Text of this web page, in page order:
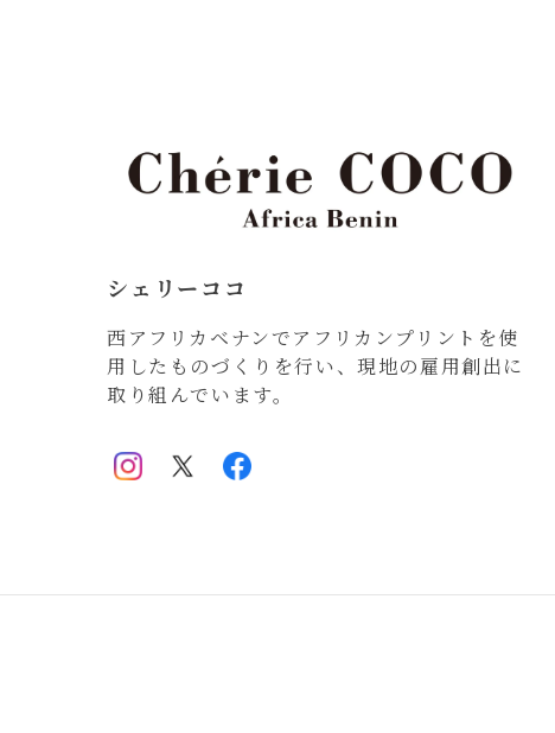
シェリーココ
西アフリカベナンでアフリカンプリントを使
用したものづくりを行い、現地の雇用創出に
取り組んでいます。